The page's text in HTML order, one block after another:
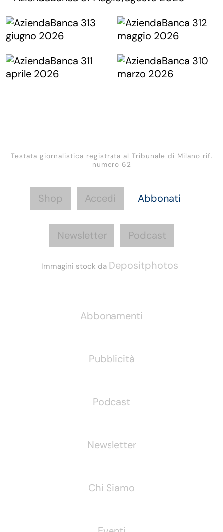
Testata giornalistica registrata al Tribunale di Milano rif.
numero 62
Shop Accedi Abbonati
Newsletter Podcast
Immagini stock da Depositphotos
Abbonamenti
Pubblicità
Podcast
Newsletter
Chi Siamo